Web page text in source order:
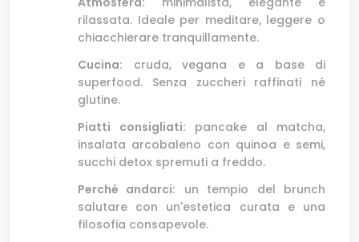
rilassata. Ideale per meditare, leggere o
chiacchierare tranquillamente.
Cucina: cruda, vegana e a base di
superfood. Senza zuccheri raffinati né
glutine.
Piatti consigliati: pancake al matcha,
insalata arcobaleno con quinoa e semi,
succhi detox spremuti a freddo.
Perché andarci: un tempio del brunch
salutare con un'estetica curata e una
filosofia consapevole.